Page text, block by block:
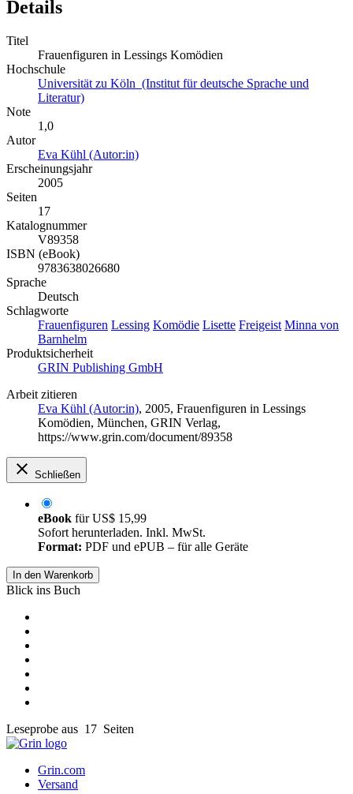
Details
Titel
Frauenfiguren in Lessings Komödien
Hochschule
Universität zu Köln (Institut für deutsche Sprache und
Literatur)
Note
1,0
Autor
Eva Kühl (Autor:in)
Erscheinungsjahr
2005
Seiten
17
Katalognummer
V89358
ISBN (eBook)
9783638026680
Sprache
Deutsch
Schlagworte
Frauenfiguren Lessing Komödie Lisette Freigeist Minna von
Barnhelm
Produktsicherheit
GRIN Publishing GmbH
Arbeit zitieren
Eva Kühl (Autor:in), 2005, Frauenfiguren in Lessings
Komödien, München, GRIN Verlag,
https://www.grin.com/document/89358
Schließen
eBook fürUS$ 15,99
Sofort herunterladen. Inkl. MwSt.
Format: PDF und ePUB – für alle Geräte
In den Warenkorb
Blick ins Buch
Leseprobe aus 17 Seiten
Grin.com
Versand